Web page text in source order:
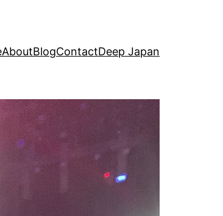
AboutBlogContactDeep Japan